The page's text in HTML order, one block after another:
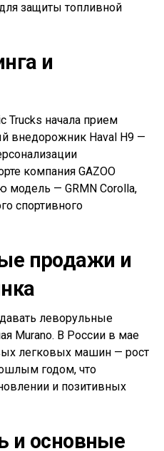
защиты топливной
и
Trucks начала прием
внедорожник Haval H9 —
компания GAZOO
модель — GRMN Corolla,
спортивного
продажи и
леворульные
Murano. В России в мае
легковых машин — рост
годом, что
и позитивных
и основные